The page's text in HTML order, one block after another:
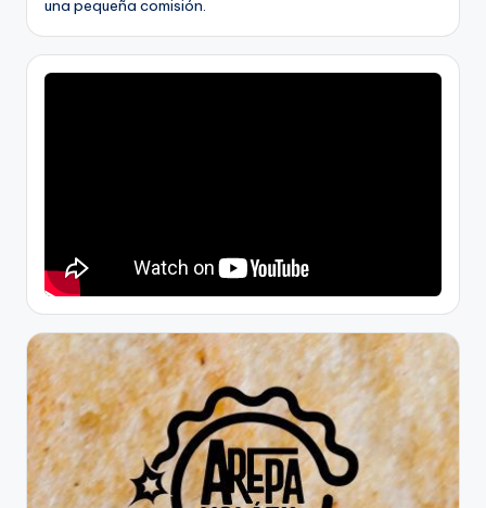
una pequeña comisión.